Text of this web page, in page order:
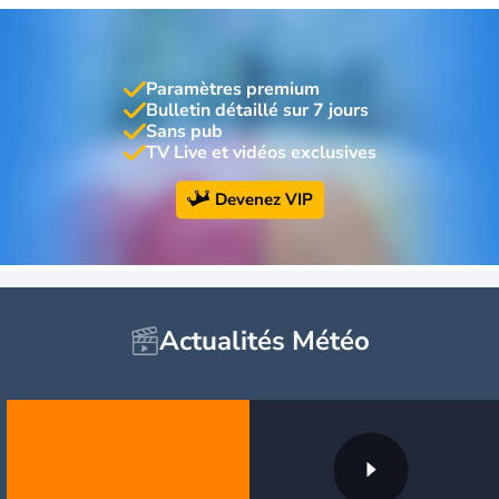
Paramètres premium
Bulletin détaillé sur 7 jours
Sans pub
TV Live et vidéos exclusives
Devenez VIP
Actualités Météo